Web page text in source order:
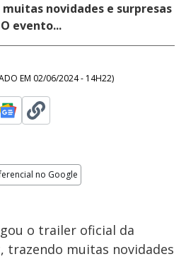
novidades e surpresas
evento...
EM 02/06/2024 - 14H22)
no Google
o trailer oficial da
trazendo muitas novidades